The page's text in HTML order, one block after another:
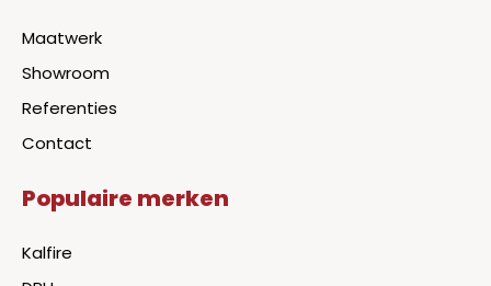
Maatwerk
Showroom
Referenties
Contact
Populaire merken
Kalfire